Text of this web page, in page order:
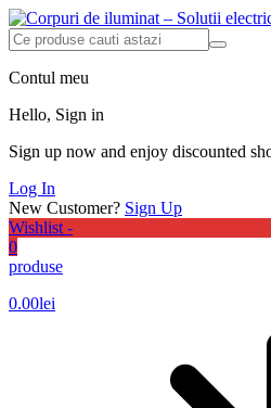
Contul meu
Hello, Sign in
Sign up now and enjoy discounted
Log In
New Customer? Sign Up
Wishlist -
0
produse
0.00lei